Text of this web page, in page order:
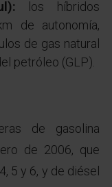
los híbridos
de autonomía,
de gas natural
petróleo (GLP).
de gasolina
de 2006, que
5 y 6, y de diésel